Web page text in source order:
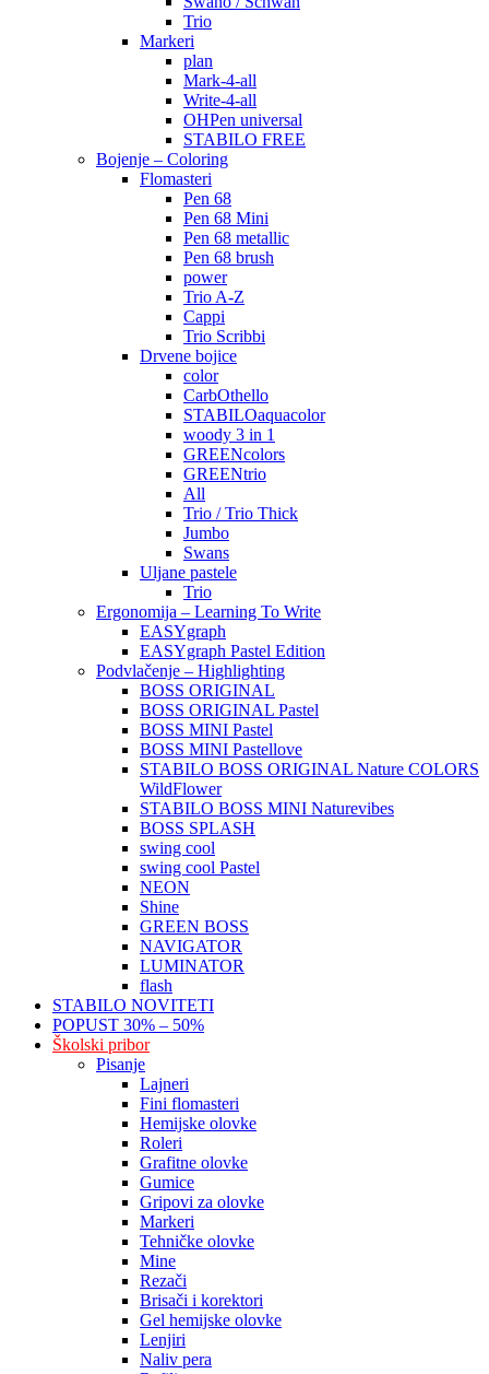
Trio
Markeri
plan
Mark-4-all
Write-4-all
OHPen universal
STABILO FREE
Bojenje – Coloring
Flomasteri
Pen 68
Pen 68 Mini
Pen 68 metallic
Pen 68 brush
power
Trio A-Z
Cappi
Trio Scribbi
Drvene bojice
color
CarbOthello
STABILOaquacolor
woody 3 in 1
GREENcolors
GREENtrio
All
Trio / Trio Thick
Jumbo
Swans
Uljane pastele
Trio
Ergonomija – Learning To Write
EASYgraph
EASYgraph Pastel Edition
Podvlačenje – Highlighting
BOSS ORIGINAL
BOSS ORIGINAL Pastel
BOSS MINI Pastel
BOSS MINI Pastellove
STABILO BOSS ORIGINAL Nature COLORS
WildFlower
STABILO BOSS MINI Naturevibes
BOSS SPLASH
swing cool
swing cool Pastel
NEON
Shine
GREEN BOSS
NAVIGATOR
LUMINATOR
flash
STABILO NOVITETI
POPUST 30% – 50%
Školski pribor
Pisanje
Lajneri
Fini flomasteri
Hemijske olovke
Roleri
Grafitne olovke
Gumice
Gripovi za olovke
Markeri
Tehničke olovke
Mine
Rezači
Brisači i korektori
Gel hemijske olovke
Lenjiri
Naliv pera